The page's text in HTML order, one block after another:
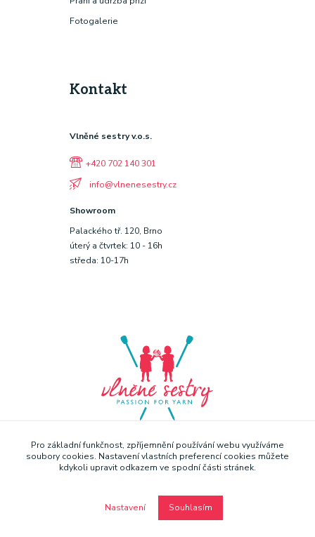
Fotogalerie
Kontakt
Vlněné sestry v.o.s.
+420 702 140 301
info@vlnenesestry.cz
Showroom
Palackého tř. 120, Brno
úterý a čtvrtek: 10 - 16h
středa: 10-17h
Pro základní funkčnost, zpříjemnění používání webu využíváme
soubory cookies. Nastavení vlastních preferencí cookies můžete
kdykoli upravit odkazem ve spodní části stránek.
Nastavení Souhlasím